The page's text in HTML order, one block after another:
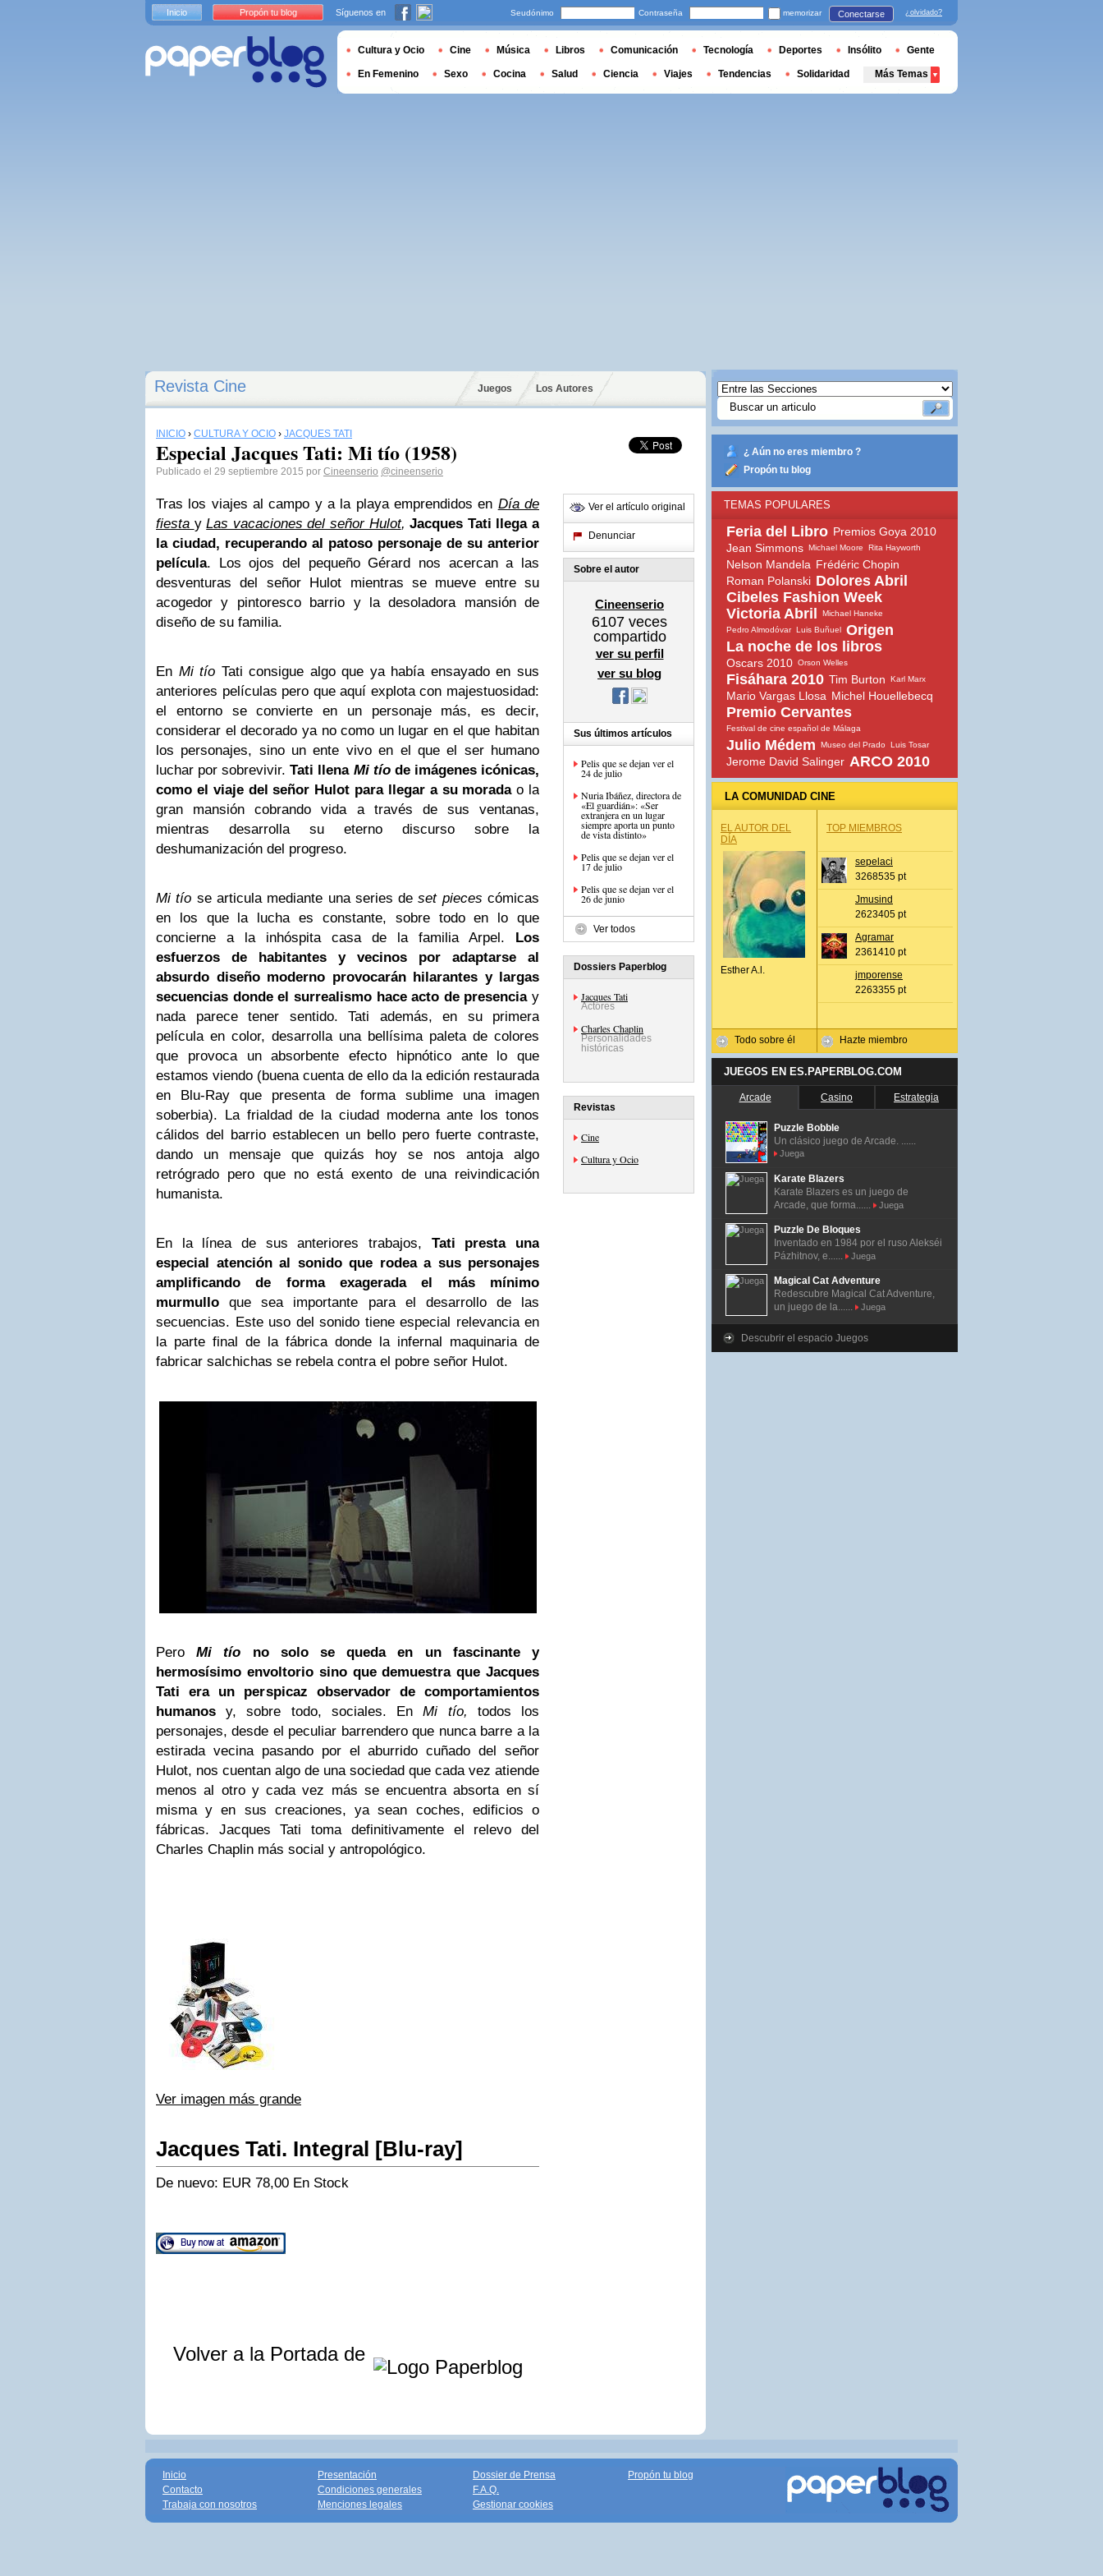
Revista Cine Juegos Los Autores
INICIO › CULTURA Y OCIO › JACQUES TATI
Especial Jacques Tati: Mi tío (1958)
Publicado el 29 septiembre 2015 por Cineenserio @cineenserio
Tras los viajes al campo y a la playa emprendidos en Día de
fiesta yLas vacaciones del señor Hulot,Jacques Tati llega a
la ciudad, recuperando al patoso personaje de su anterior
película. Los ojos del pequeño Gérard nos acercan a las
desventuras del señor Hulot mientras se mueve entre su
acogedor y pintoresco barrio y la desoladora mansión de
diseño de su familia.
En Mi tío Tati consigue algo que ya había ensayado en sus
anteriores películas pero que aquí explota con majestuosidad:
el entorno se convierte en un personaje más, es decir,
considerar el decorado ya no como un lugar en el que habitan
los personajes, sino un ente vivo en el que el ser humano
luchar por sobrevivir.Tati llena Mi tíode imágenes icónicas,
como el viaje del señor Hulot para llegar a su moradao la
gran mansión cobrando vida a través de sus ventanas,
mientras desarrolla su eterno discurso sobre la
deshumanización del progreso.
Mi tío se articula mediante una series deset pieces cómicas
en los que la lucha es constante, sobre todo en lo que
concierne a la inhóspita casa de la familia Arpel. Los
esfuerzos de habitantes y vecinos por adaptarse al
absurdo diseño moderno provocarán hilarantes y largas
secuencias donde el surrealismo hace acto de presenciay
nada parece tener sentido. Tati además, en su primera
película en color, desarrolla una bellísima paleta de colores
que provoca un absorbente efecto hipnótico ante lo que
estamos viendo (buena cuenta de ello da la edición restaurada
en Blu-Ray que presenta de forma sublime una imagen
soberbia). La frialdad de la ciudad moderna ante los tonos
cálidos del barrio establecen un bello pero fuerte contraste,
dando un mensaje que quizás hoy se nos antoja algo
retrógrado pero que no está exento de una reivindicación
humanista.
En la línea de sus anteriores trabajos, Tati presta una
especial atención al sonido que rodea a sus personajes
amplificando de forma exagerada el más mínimo
murmullo que sea importante para el desarrollo de las
secuencias. Este uso del sonido tiene especial relevancia en
la parte final de la fábrica donde la infernal maquinaria de
fabricar salchichas se rebela contra el pobre señor Hulot.
PeroMi tío no solo se queda en un fascinante y
hermosísimo envoltorio sino que demuestra que Jacques
Tati era un perspicaz observador de comportamientos
humanos y, sobre todo, sociales. EnMi tío, todos los
personajes, desde el peculiar barrendero que nunca barre a la
estirada vecina pasando por el aburrido cuñado del señor
Hulot, nos cuentan algo de una sociedad que cada vez atiende
menos al otro y cada vez más se encuentra absorta en sí
misma y en sus creaciones, ya sean coches, edificios o
fábricas. Jacques Tati toma definitivamente el relevo del
Charles Chaplin más social y antropológico.
Ver imagen más grande
Jacques Tati. Integral [Blu-ray]
De nuevo: EUR 78,00 En Stock
Volver a la Portada de
Ver el artículo original
Denunciar
Sobre el autor
Cineenserio
6107 veces
compartido
ver su perfil
ver su blog
Sus últimos artículos
Pelis que se dejan ver el
24 de julio
Nuria Ibáñez, directora de
«El guardián»: «Ser
extranjera en un lugar
siempre aporta un punto
de vista distinto»
Pelis que se dejan ver el
17 de julio
Pelis que se dejan ver el
26 de junio
Ver todos
Dossiers Paperblog
Jacques Tati
Actores
Charles Chaplin
Personalidades
históricas
Revistas
Cine
Cultura y Ocio
¿ Aún no eres miembro ?
Propón tu blog
TEMAS POPULARES
Feria del Libro Premios Goya 2010
Jean Simmons Michael Moore Rita Hayworth
Nelson Mandela Frédéric Chopin
Roman Polanski Dolores Abril
Cibeles Fashion Week
Victoria Abril
Michael Haneke
Pedro Almodóvar Luis Buñuel Origen
La noche de los libros
Oscars 2010 Orson Welles
Fisáhara 2010 Tim Burton Karl Marx
Mario Vargas Llosa Michel Houellebecq
Premio Cervantes
Festival de cine español de Málaga
Julio Médem Museo del Prado Luis Tosar
Jerome David Salinger ARCO 2010
LA COMUNIDAD CINE
EL AUTOR DEL
DÍA
Esther A.l.
Todo sobre él
TOP MIEMBROS
sepelaci
3268535 pt
Jmusind
2623405 pt
Agramar
2361410 pt
jmporense
2263355 pt
Hazte miembro
JUEGOS EN ES.PAPERBLOG.COM
Arcade Casino Estrategia
Puzzle Bobble
Un clásico juego de Arcade. ......
Juega
Karate Blazers
Karate Blazers es un juego de
Arcade, que forma......
Juega
Puzzle De Bloques
Inventado en 1984 por el ruso Alekséi
Pázhitnov, e......
Juega
Magical Cat Adventure
Redescubre Magical Cat Adventure,
un juego de la......
Juega
Descubrir el espacio Juegos
Inicio Propón tu blog Síguenos en Seudónimo Contraseña memorizar Conectarse ¿olvidado?
Cultura y Ocio Cine Música Libros Comunicación Tecnología Deportes Insólito Gente
En Femenino Sexo Cocina Salud Ciencia Viajes Tendencias Solidaridad Más Temas
Inicio
Contacto
Trabaja con nosotros
Presentación
Condiciones generales
Menciones legales
Dossier de Prensa
F.A.Q.
Gestionar cookies
Propón tu blog